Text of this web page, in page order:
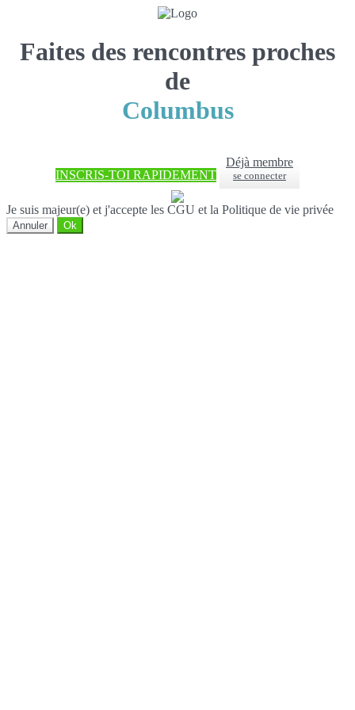
Faites des rencontres proches
de
Columbus
INSCRIS-TOI RAPIDEMENT
Déjà membre
se connecter
Je suis majeur(e) et j'accepte les CGU et la Politique de vie privée
Annuler Ok